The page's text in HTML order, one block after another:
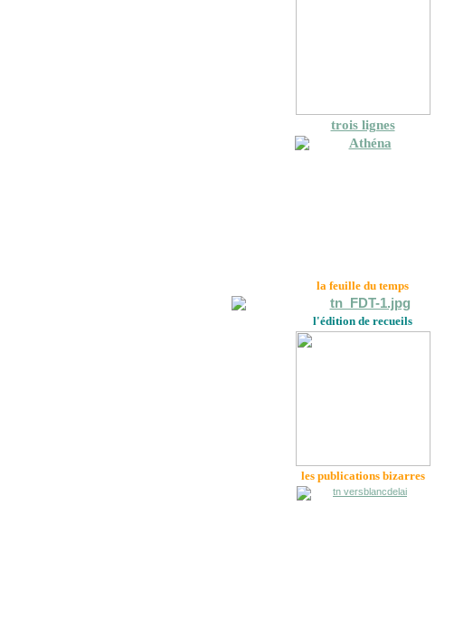
trois lignes
la feuille du temps
l'édition de recueils
les publications bizarres